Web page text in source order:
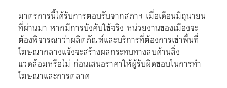
มาตรการนี้ได้รับการตอบรับจากสภาฯ เมื่อเดือนมิถุนายน
ที่ผ่านมา หากมีการบังคับใช้จริง หน่วยงานของเมืองจะ
ต้องพิจารณาว่าผลิตภัณฑ์และบริการที่ต้องการเช่าพื้นที่
โฆษณากลางแจ้งจะสร้างผลกระทบทางลบด้านสิ่ง
แวดล้อมหรือไม่ ก่อนเสนอราคาให้ผู้รับผิดชอบในการทำ
โฆษณาและการตลาด